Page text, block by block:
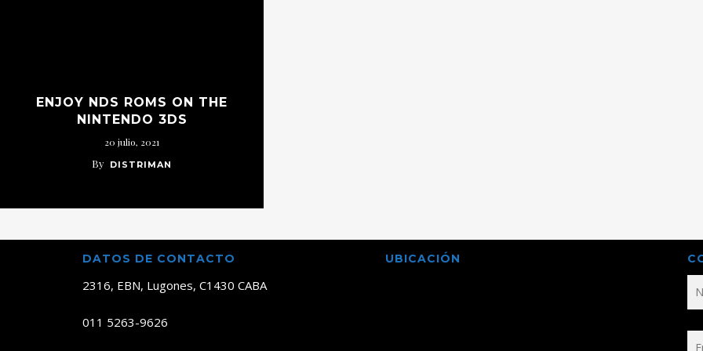
ENJOY NDS ROMS ON THE
NINTENDO 3DS
20 julio, 2021
By DISTRIMAN
DATOS DE CONTACTO
2316, EBN, Lugones, C1430 CABA
011 5263-9626
UBICACIÓN